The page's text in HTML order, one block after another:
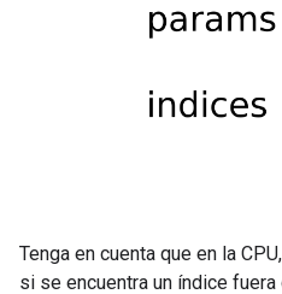
Tenga en cuenta que en la
si se encuentra un índice